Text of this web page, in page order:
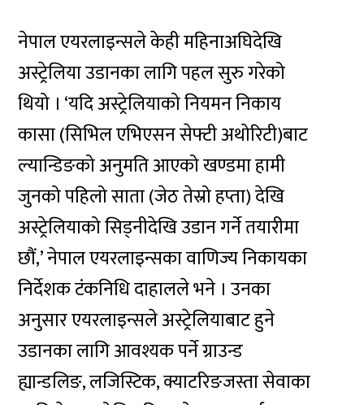
नेपाल एयरलाइन्सले केही महिनाअघिदेखि
अस्ट्रेलिया उडानका लागि पहल सुरु गरेको
थियो । ‘यदि अस्ट्रेलियाको नियमन निकाय
कासा (सिभिल एभिएसन सेफ्टी अथोरिटी)बाट
ल्यान्डिङको अनुमति आएको खण्डमा हामी
जुनको पहिलो साता (जेठ तेस्रो हप्ता) देखि
अस्ट्रेलियाको सिड्नीदेखि उडान गर्ने तयारीमा
छौं,’ नेपाल एयरलाइन्सका वाणिज्य निकायका
निर्देशक टंकनिधि दाहालले भने । उनका
अनुसार एयरलाइन्सले अस्ट्रेलियाबाट हुने
उडानका लागि आवश्यक पर्ने ग्राउन्ड
ह्यान्डलिङ, लजिस्टिक, क्याटरिङजस्ता सेवाका